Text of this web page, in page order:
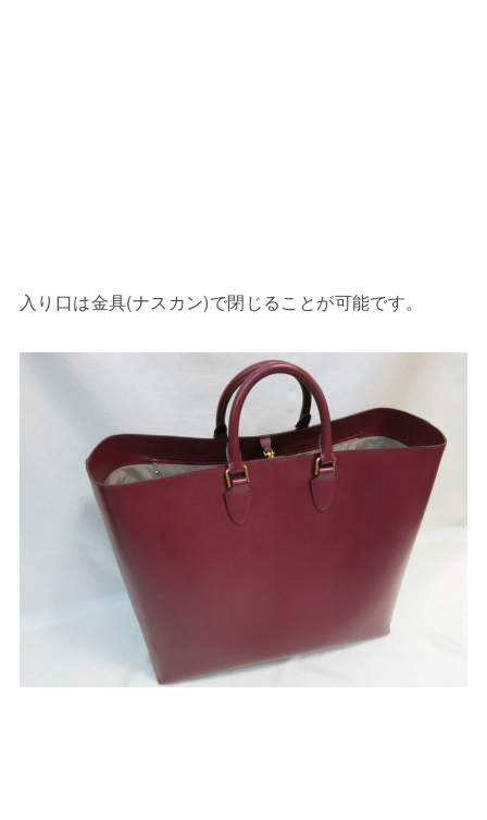
入り口は金具(ナスカン)で閉じることが可能です。